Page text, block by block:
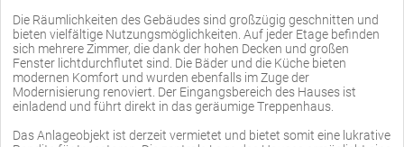
Die Räumlichkeiten des Gebäudes sind großzügig geschnitten und
bieten vielfältige Nutzungsmöglichkeiten. Auf jeder Etage befinden
sich mehrere Zimmer, die dank der hohen Decken und großen
Fenster lichtdurchflutet sind. Die Bäder und die Küche bieten
modernen Komfort und wurden ebenfalls im Zuge der
Modernisierung renoviert. Der Eingangsbereich des Hauses ist
einladend und führt direkt in das geräumige Treppenhaus.
Das Anlageobjekt ist derzeit vermietet und bietet somit eine lukrative